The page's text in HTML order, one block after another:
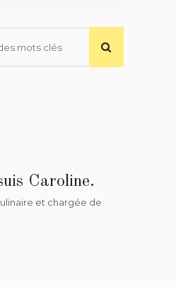
Caroline.
et chargée de